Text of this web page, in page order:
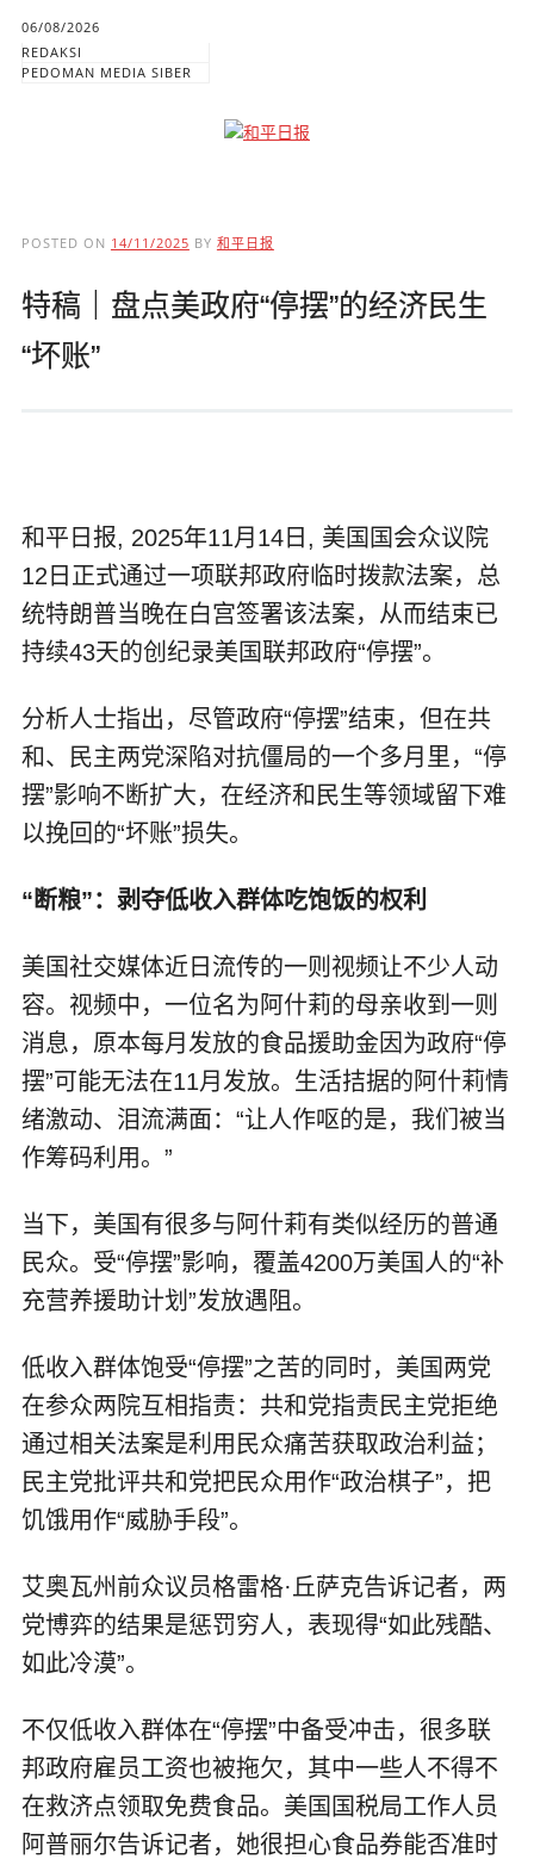
06/08/2026
REDAKSI
PEDOMAN MEDIA SIBER
POSTED ON 14/11/2025 BY 和平日报
特稿｜盘点美政府“停摆”的经济民生
“坏账”
和平日报, 2025年11月14日, 美国国会众议院
12日正式通过一项联邦政府临时拨款法案，总
统特朗普当晚在白宫签署该法案，从而结束已
持续43天的创纪录美国联邦政府“停摆”。
分析人士指出，尽管政府“停摆”结束，但在共
和、民主两党深陷对抗僵局的一个多月里，“停
摆”影响不断扩大，在经济和民生等领域留下难
以挽回的“坏账”损失。
“断粮”：剥夺低收入群体吃饱饭的权利
美国社交媒体近日流传的一则视频让不少人动
容。视频中，一位名为阿什莉的母亲收到一则
消息，原本每月发放的食品援助金因为政府“停
摆”可能无法在11月发放。生活拮据的阿什莉情
绪激动、泪流满面：“让人作呕的是，我们被当
作筹码利用。”
当下，美国有很多与阿什莉有类似经历的普通
民众。受“停摆”影响，覆盖4200万美国人的“补
充营养援助计划”发放遇阻。
低收入群体饱受“停摆”之苦的同时，美国两党
在参众两院互相指责：共和党指责民主党拒绝
通过相关法案是利用民众痛苦获取政治利益；
民主党批评共和党把民众用作“政治棋子”，把
饥饿用作“威胁手段”。
艾奥瓦州前众议员格雷格·丘萨克告诉记者，两
党博弈的结果是惩罚穷人，表现得“如此残酷、
如此冷漠”。
不仅低收入群体在“停摆”中备受冲击，很多联
邦政府雇员工资也被拖欠，其中一些人不得不
在救济点领取免费食品。美国国税局工作人员
阿普丽尔告诉记者，她很担心食品券能否准时